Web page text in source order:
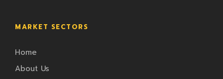
MARKET SECTORS
Home
About Us